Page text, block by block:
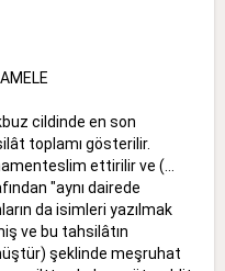
cildinde en son
toplamı gösterilir.
ettirilir ve (...
"aynı dairede
da isimleri yazılmak
ve bu tahsilâtın
şeklinde meşruhat